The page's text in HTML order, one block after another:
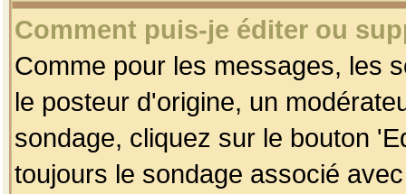
Comment puis-je éditer ou
Comme pour les messages, les
le posteur d'origine, un
sondage, cliquez sur le bouton
toujours le sondage associé